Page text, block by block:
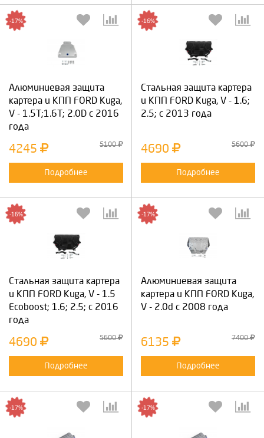
Алюминиевая защита
картера и КПП FORD Kuga,
V - 1.5T;1.6T; 2.0D с 2016
года
-17%
4245 5100
Подробнее
Cтальная защита картера
и КПП FORD Kuga, V - 1.6;
2.5; с 2013 года
-16%
4690 5600
Подробнее
Cтальная защита картера
и КПП FORD Kuga, V - 1.5
Ecoboost; 1.6; 2.5; с 2016
года
-16%
4690 5600
Подробнее
Алюминиевая защита
картера и КПП FORD Kuga,
V - 2.0d с 2008 года
-17%
6135 7400
Подробнее
-17% -17%